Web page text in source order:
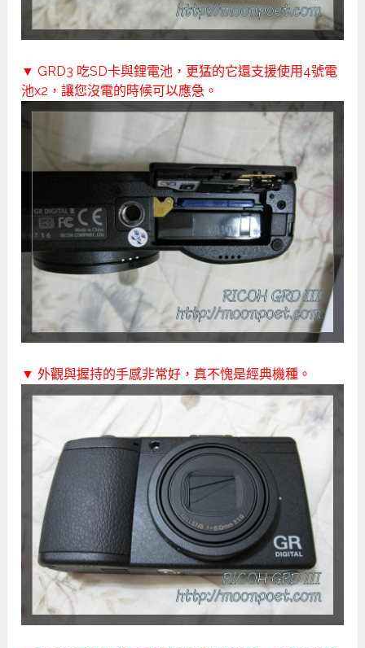
▼ GRD3 吃SD卡與鋰電池，更猛的它還支援使用4號電
池x2，讓您沒電的時候可以應急。
▼ 外觀與握持的手感非常好，真不愧是經典機種。